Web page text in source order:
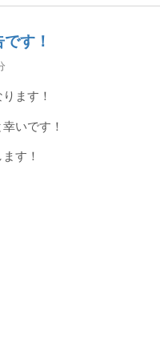
す！
ます！
いです！
す！